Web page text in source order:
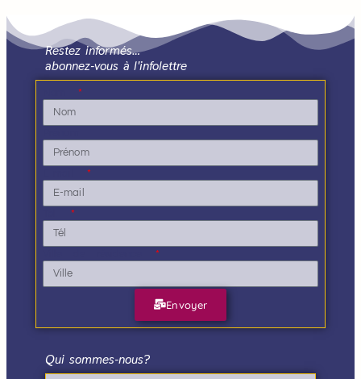
Restez informés…
abonnez-vous à l'infolettre
Envoyer
Qui sommes-nous?